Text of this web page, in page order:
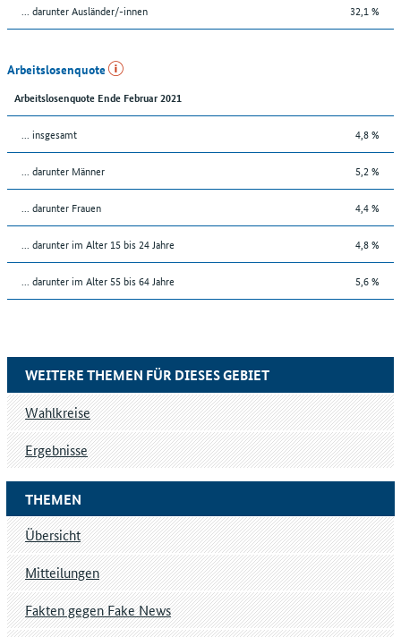
... darunter Ausländer/-innen 32,1 %
Arbeitslosenquote
Arbeitslosenquote Ende Februar 2021
... insgesamt 4,8 %
... darunter Männer 5,2 %
... darunter Frauen 4,4 %
... darunter im Alter 15 bis 24 Jahre 4,8 %
... darunter im Alter 55 bis 64 Jahre 5,6 %
THEMEN
Übersicht
Mitteilungen
Fakten gegen Fake News
WEITERE THEMEN FÜR DIESES GEBIET
Wahlkreise
Ergebnisse